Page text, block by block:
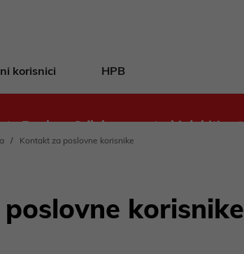
korisnici HPB
Kontakt za poslovne korisnike
korisnike